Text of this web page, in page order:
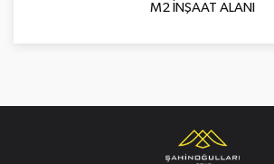
M2 İNŞAAT ALANI